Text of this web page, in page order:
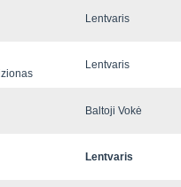
Lentvaris
Lentvaris
Baltoji Vokė
Lentvaris